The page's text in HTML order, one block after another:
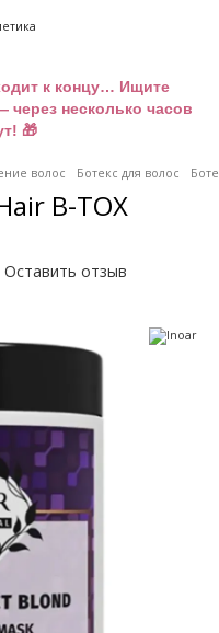
к концу… Ищите
несколько часов
🎁
волос Ботекс для волос
B-TOX
Оставить отзыв